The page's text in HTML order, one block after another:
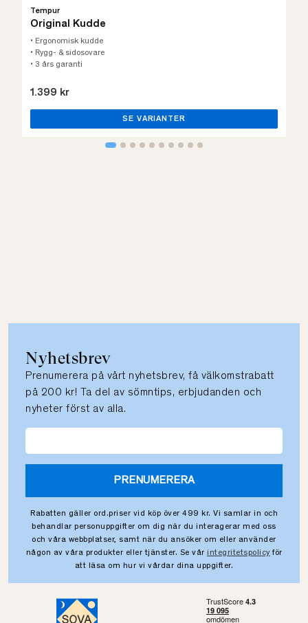
Tempur
Original Kudde
• Ergonomisk kudde
• Rygg- & sidosovare
• 3 års garanti
1.399 kr
SE VARIANTER
Nyhetsbrev
Prenumerera på vårt nyhetsbrev, få välkomstrabatt
på 200 kr! Ta del av sömntips, erbjudanden och
nyheter först av alla.
PRENUMERERA
Rabatten gäller ord.priser vid köp över 499 kr. Vi samlar in och
behandlar personuppgifter om dig när du interagerar med oss
och våra webbplatser, samt när du ansöker om eller använder
någon av våra produkter eller tjänster. Se vår integritetspolicy för
att läsa om hur vi vårdar dina uppgifter.